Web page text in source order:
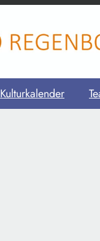
Kulturkalender